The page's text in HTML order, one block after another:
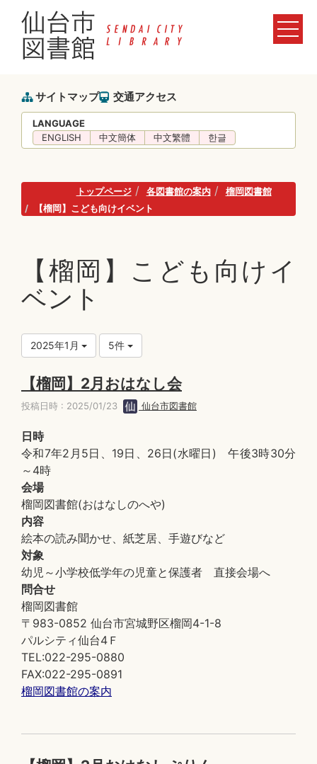
サイトマップ 交通アクセス
LANGUAGE
ENGLISH
中文簡体 中文繁體 한글
トップページ 各図書館の案内
榴岡図書館
【榴岡】こども向けイベント
【榴岡】こども向けイ
ベント
2025年1月 5件
【榴岡】2月おはなし会
投稿日時 : 2025/01/23 仙台市図書館
日時
令和7年2月5日、19日、26日(水曜日) 午後3時30分
～4時
会場
榴岡図書館(おはなしのへや)
内容
絵本の読み聞かせ、紙芝居、手遊びなど
対象
幼児～小学校低学年の児童と保護者 直接会場へ
問合せ
榴岡図書館
〒983-0852 仙台市宮城野区榴岡4-1-8
パルシティ仙台4Ｆ
TEL:022-295-0880
FAX:022-295-0891
榴岡図書館の案内